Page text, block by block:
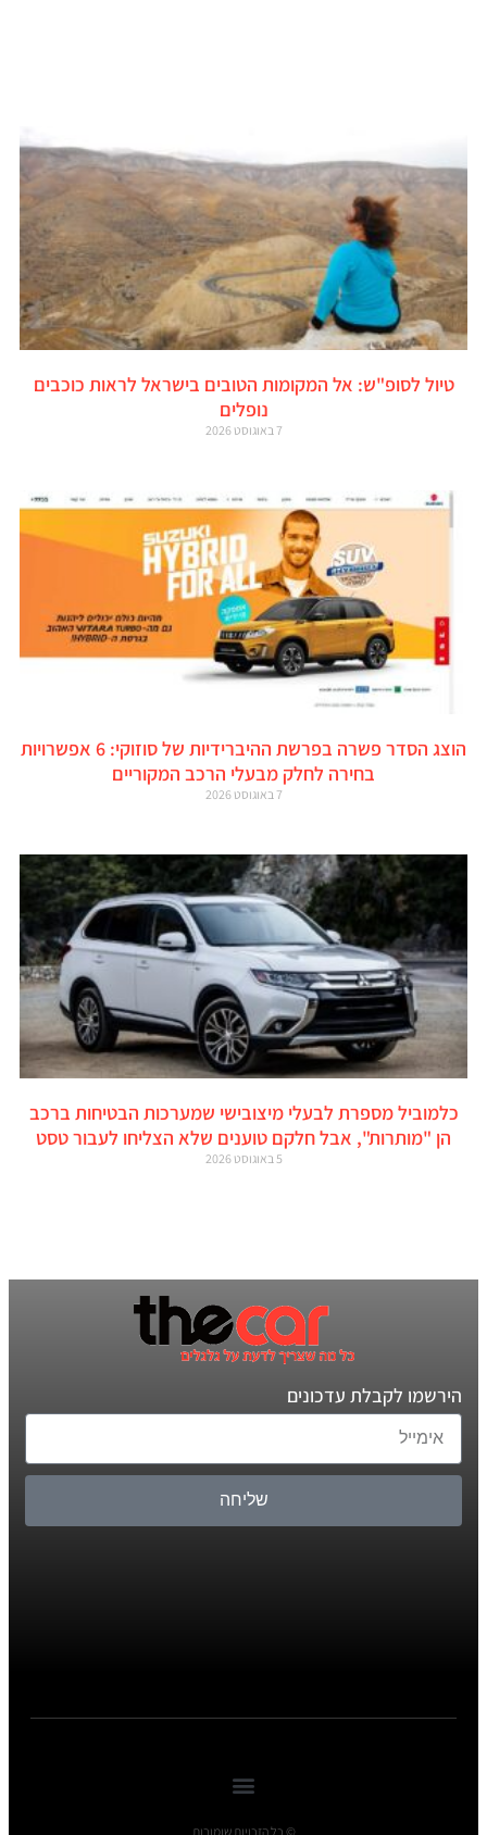
טיול לסופ"ש: אל המקומות הטובים בישראל לראות כוכבים
נופלים
7 באוגוסט 2026
הוצג הסדר פשרה בפרשת ההיברידיות של סוזוקי: 6 אפשרויות
בחירה לחלק מבעלי הרכב המקוריים
7 באוגוסט 2026
כלמוביל מספרת לבעלי מיצובישי שמערכות הבטיחות ברכב
הן "מותרות", אבל חלקם טוענים שלא הצליחו לעבור טסט
5 באוגוסט 2026
הירשמו לקבלת עדכונים
שליחה
© כל הזכויות שומורות